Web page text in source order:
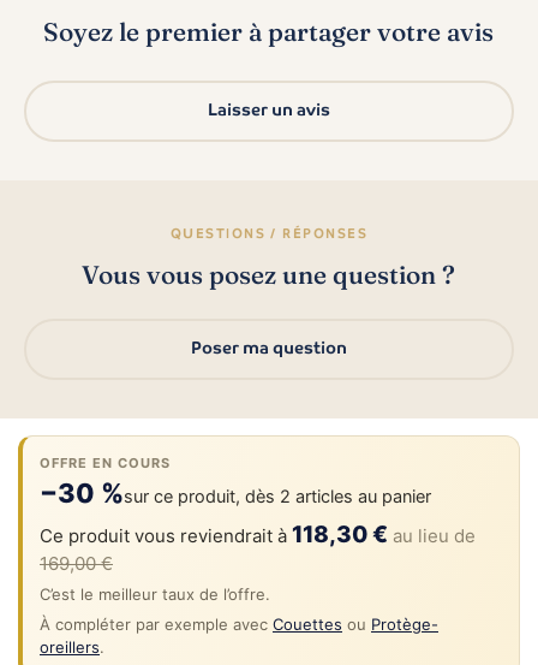
Soyez le premier à partager votre avis
Laisser un avis
QUESTIONS / RÉPONSES
Vous vous posez une question ?
Poser ma question
OFFRE EN COURS
−30 %sur ce produit, dès 2 articles au panier
Ce produit vous reviendrait à 118,30 € au lieu de
169,00 €
C’est le meilleur taux de l’offre.
À compléter par exemple avec Couettes ou Protège-
oreillers.